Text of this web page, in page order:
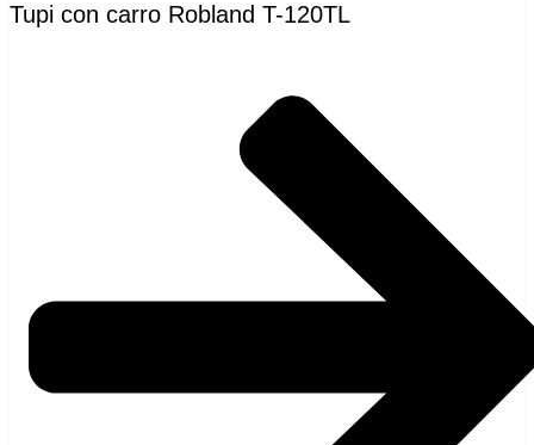
Tupi con carro Robland T-120TL